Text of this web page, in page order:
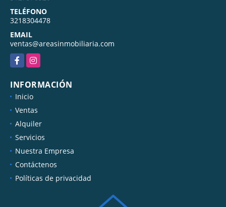
TELÉFONO
3218304478
EMAIL
ventas@areasinmobiliaria.com
FacebookInstagram
INFORMACIÓN
Inicio
Ventas
Alquiler
Servicios
Nuestra Empresa
Contáctenos
Políticas de privacidad